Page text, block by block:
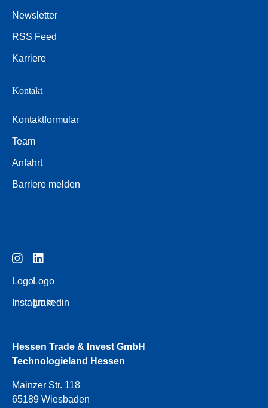
Newsletter
RSS Feed
Karriere
Kontakt
Kontaktformular
Team
Anfahrt
Barriere melden
Logo
Instagram
Logo
Linkedin
Hessen Trade & Invest GmbH
Technologieland Hessen
Mainzer Str. 118
65189 Wiesbaden